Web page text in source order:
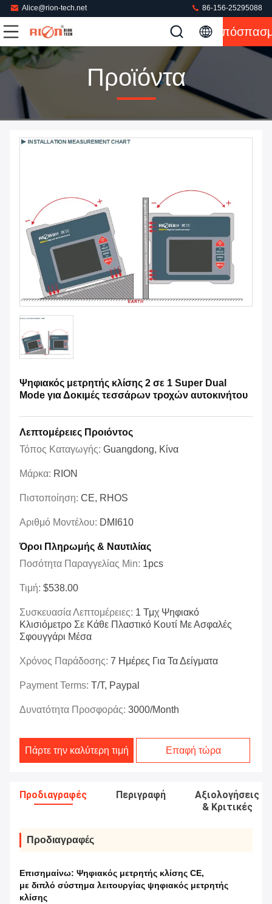
Alice@rion-tech.net 86-156-25295088
Προϊόντα
Ψηφιακός μετρητής κλίσης 2 σε 1 Super Dual
Mode για Δοκιμές τεσσάρων τροχών αυτοκινήτου
Λεπτομέρειες Προιόντος
Τόπος Καταγωγής: Guangdong, Κίνα
Μάρκα: RION
Πιστοποίηση: CE, RHOS
Αριθμό Μοντέλου: DMI610
Όροι Πληρωμής & Ναυτιλίας
Ποσότητα Παραγγελίας Min: 1pcs
Τιμή: $538.00
Συσκευασία Λεπτομέρειες: 1 Τμχ Ψηφιακό
Κλισιόμετρο Σε Κάθε Πλαστικό Κουτί Με Ασφαλές
Σφουγγάρι Μέσα
Χρόνος Παράδοσης: 7 Ημέρες Για Τα Δείγματα
Payment Terms: T/T, Paypal
Δυνατότητα Προσφοράς: 3000/month
Πάρτε την καλύτερη τιμή Επαφή τώρα
Προδιαγραφές Περιγραφή
Αξιολογήσεις
& Κριτικές
Προδιαγραφές
Επισημαίνω: Ψηφιακός μετρητής κλίσης CE,
με διπλό σύστημα λειτουργίας ψηφιακός μετρητής
κλίσης